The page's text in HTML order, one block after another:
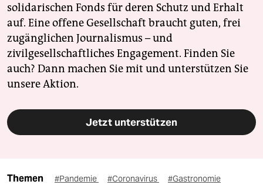
solidarischen Fonds für deren Schutz und Erhalt
auf. Eine offene Gesellschaft braucht guten, frei
zugänglichen Journalismus – und
zivilgesellschaftliches Engagement. Finden Sie
auch? Dann machen Sie mit und unterstützen Sie
unsere Aktion.
Jetzt unterstützen
Themen #Pandemie #Coronavirus #Gastronomie